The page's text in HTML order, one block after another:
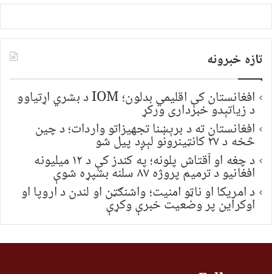
تازه خبرونه
افغانستان کې اقلیمي بدلون؛ IOM د بشري اړتیاوو
د زیاتېدو خبرداری ورکړ
افغانستان ته د برېښنا تجهیزاتو واردات؛ د چین
څخه د ۲۷ کانټینرونو لېږد پیل شو
د چغه او آقتاش پلونه؛ په کندز کې د ۱۲ میلیونه
افغانیو د ترمیم پروژه ۸۷ سلنه بشپړه شوې
د امریکا او ناټو امنیت؛ واشنګټن او لندن د اروپا او
اوکراین پر وضعیت خبرې وکړې